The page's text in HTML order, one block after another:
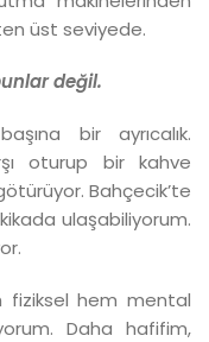
üst seviyede.
değil.
bir ayrıcalık.
oturup bir kahve
Bahçecik’te
ulaşabiliyorum.
fiziksel hem mental
Daha hafifim,